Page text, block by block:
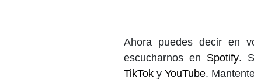
Ahora puedes decir en
escucharnos en Spotify.
TikToky YouTube.